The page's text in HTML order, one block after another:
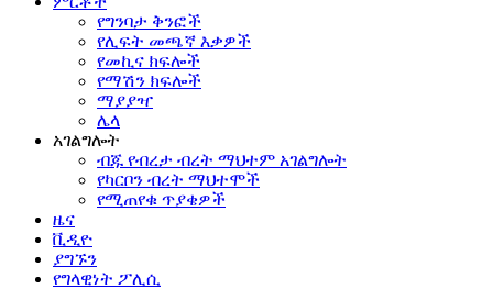
የግንባታ ቅንፎች
የሊፍት መጫኛ እቃዎች
የመኪና ክፍሎች
የማሽን ክፍሎች
ማያያዣ
ሌላ
አገልግሎት
ብጁ የብረታ ብረት ማህተም አገልግሎት
የካርቦን ብረት ማህተሞች
የሚጠየቁ ጥያቄዎች
ዜና
ቪዲዮ
ያግኙን
የግላዊነት ፖሊሲ